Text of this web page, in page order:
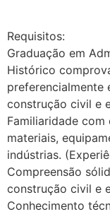
Requisitos:
Graduação em
Histórico
preferencialmente
construção civil e
Familiaridade
materiais,
indústrias.
Compreensão
construção civil e
Conhecimento